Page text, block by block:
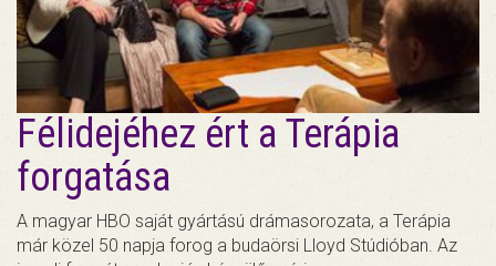
Félidejéhez ért a Terápia
forgatása
A magyar HBO saját gyártású drámasorozata, a Terápia
már közel 50 napja forog a budaörsi Lloyd Stúdióban. Az